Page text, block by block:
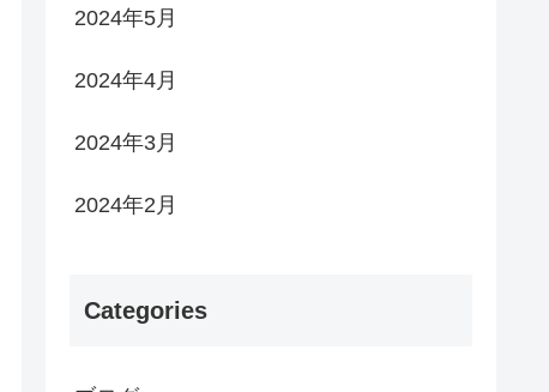
2024年5月
2024年4月
2024年3月
2024年2月
Categories